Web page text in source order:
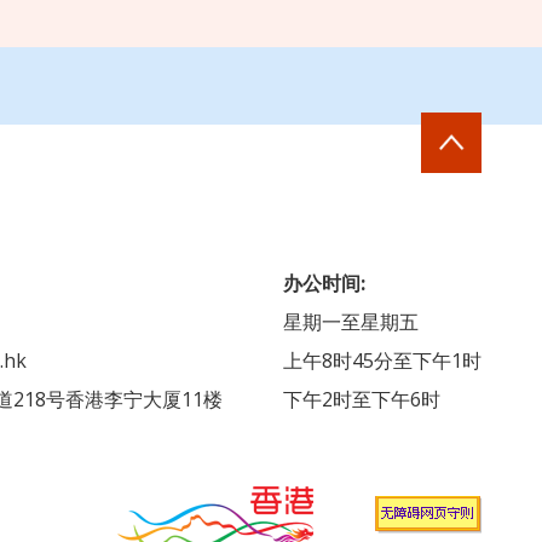
218号香港李宁大厦11楼
办公时间:
星期一至星期五
上午8时45分至下午1时
下午2时至下午6时